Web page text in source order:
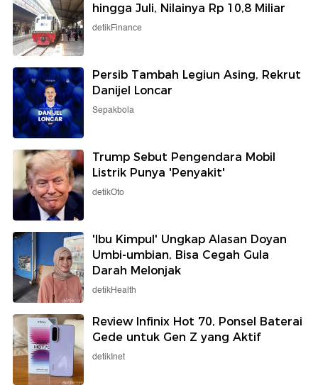
hingga Juli, Nilainya Rp 10,8 Miliar
detikFinance
Persib Tambah Legiun Asing, Rekrut
Danijel Loncar
Sepakbola
Trump Sebut Pengendara Mobil
Listrik Punya 'Penyakit'
detikOto
'Ibu Kimpul' Ungkap Alasan Doyan
Umbi-umbian, Bisa Cegah Gula
Darah Melonjak
detikHealth
Review Infinix Hot 70, Ponsel Baterai
Gede untuk Gen Z yang Aktif
detikInet